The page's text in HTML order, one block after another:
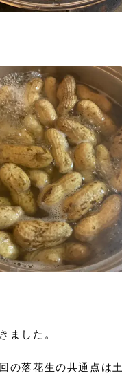
ました。
の落花生の共通点は